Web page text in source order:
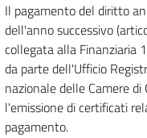
Il pagamento del diritto
dell'anno successivo
collegata alla Finanziaria
da parte dell'Ufficio
nazionale delle Camere
l'emissione di certificati
pagamento.